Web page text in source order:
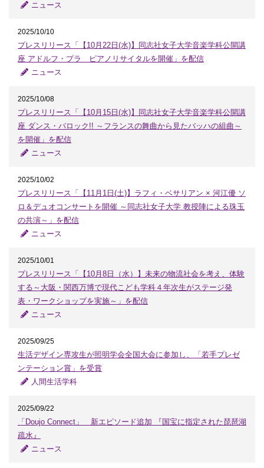
ニュース
2025/10/10
プレスリリース「【10月22日(水)】同志社女子大学音楽学科公開講
座 アドルフ・プラ ピアノリサイタルを開催」を配信
ニュース
2025/10/08
プレスリリース「【10月15日(水)】同志社女子大学音楽学科公開講
座 ダンス・バロック!! ～フランスの舞曲から見たバッハの組曲～
を開催」を配信
ニュース
2025/10/02
プレスリリース「【11月1日(土)】ラフィ・ベサリアン × 河江優 ソ
ロ＆デュオコンサートを開催 ～同志社女子大学 教授陣による珠玉
の共演～」を配信
ニュース
2025/10/01
プレスリリース「【10月8日（水）】未来の物流社会を考え、体験
する～大阪・関西万博で現代こども学科４年次生がステージ発
表・ワークショップを実施～」を配信
ニュース
2025/09/25
生活デザイン専攻生が照明学会全国大会に参加し、「若手プレゼ
ンテーション賞」を受賞
人間生活学科
2025/09/22
「Doujo Connect」 新エピソード追加 『国宝に指定された琵琶湖
疏水』
ニュース